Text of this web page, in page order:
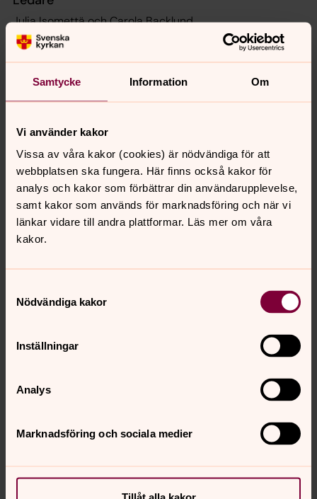
Samtycke Information Om
Vi använder kakor
Vissa av våra kakor (cookies) är nödvändiga för att
webbplatsen ska fungera. Här finns också kakor för
analys och kakor som förbättrar din användarupplevelse,
samt kakor som används för marknadsföring och när vi
länkar vidare till andra plattformar. Läs mer om våra
kakor.
Nödvändiga kakor
Inställningar
Analys
Marknadsföring och sociala medier
Julia Isomettä och Carola Backlund
Båda är certifierade i skrivmetoden Write Your Self
Kontakt och anmälan
OBS! Gruppen är fulltecknad.
Julia Isomettä
julia.isometta@svenskakyrkan.se
08-683 63 53
Carola Backlund
carola.backlund@storaskondal.se
08-400 291 55
Arrangör
Farsta församling samarbetar sedan många år med
Stiftelsen Stora Sköndal.
Sköndal.
Senast ändrad 8 april 2026